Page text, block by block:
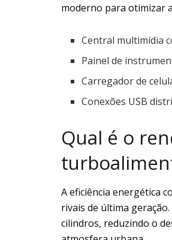
moderno para otimizar
Central multimídia
Painel de
Carregador de
Conexões USB
Qual é o
A eficiência energética
rivais de última
cilindros, reduzindo o